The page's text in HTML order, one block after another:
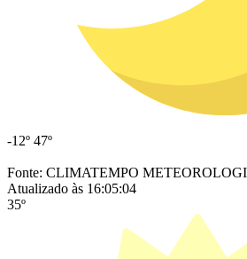
-12º 47º
Fonte: CLIMATEMPO
Atualizado às 16:05:04
35º